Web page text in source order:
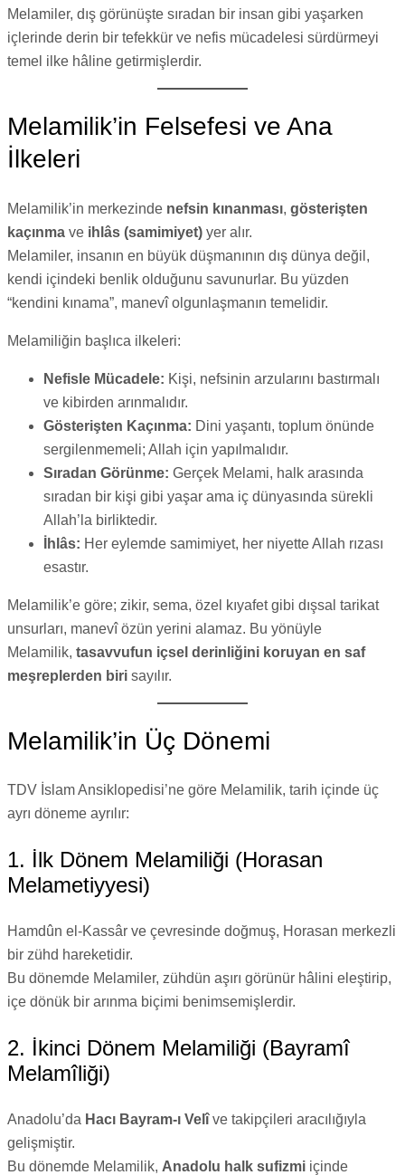
Melamiler, dış görünüşte sıradan bir insan gibi yaşarken
içlerinde derin bir tefekkür ve nefis mücadelesi sürdürmeyi
temel ilke hâline getirmişlerdir.
Melamilik’in Felsefesi ve Ana
İlkeleri
Melamilik’in merkezinde nefsin kınanması, gösterişten
kaçınma ve ihlâs (samimiyet) yer alır.
Melamiler, insanın en büyük düşmanının dış dünya değil,
kendi içindeki benlik olduğunu savunurlar. Bu yüzden
“kendini kınama”, manevî olgunlaşmanın temelidir.
Melamiliğin başlıca ilkeleri:
Nefisle Mücadele: Kişi, nefsinin arzularını bastırmalı
ve kibirden arınmalıdır.
Gösterişten Kaçınma: Dini yaşantı, toplum önünde
sergilenmemeli; Allah için yapılmalıdır.
Sıradan Görünme: Gerçek Melami, halk arasında
sıradan bir kişi gibi yaşar ama iç dünyasında sürekli
Allah’la birliktedir.
İhlâs: Her eylemde samimiyet, her niyette Allah rızası
esastır.
Melamilik’e göre; zikir, sema, özel kıyafet gibi dışsal tarikat
unsurları, manevî özün yerini alamaz. Bu yönüyle
Melamilik, tasavvufun içsel derinliğini koruyan en saf
meşreplerden biri sayılır.
Melamilik’in Üç Dönemi
TDV İslam Ansiklopedisi’ne göre Melamilik, tarih içinde üç
ayrı döneme ayrılır:
1. İlk Dönem Melamiliği (Horasan
Melametiyyesi)
Hamdûn el-Kassâr ve çevresinde doğmuş, Horasan merkezli
bir zühd hareketidir.
Bu dönemde Melamiler, zühdün aşırı görünür hâlini eleştirip,
içe dönük bir arınma biçimi benimsemişlerdir.
2. İkinci Dönem Melamiliği (Bayramî
Melamîliği)
Anadolu’da Hacı Bayram-ı Velîve takipçileri aracılığıyla
gelişmiştir.
Bu dönemde Melamilik, Anadolu halk sufizmi içinde